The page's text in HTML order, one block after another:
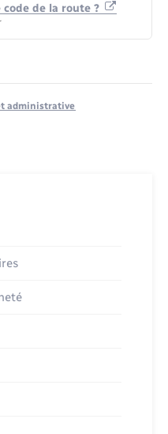
de la route ?
administrative